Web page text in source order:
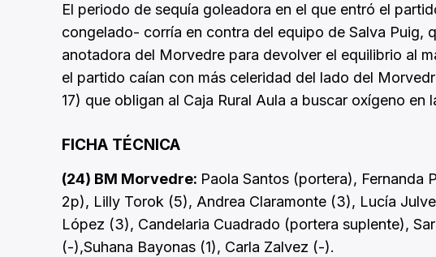
El periodo de sequía goleadora en el que entró el
congelado- corría en contra del equipo de Salva Puig,
anotadora del Morvedre para devolver el equilibrio al
el partido caían con más celeridad del lado del
17) que obligan al Caja Rural Aula a buscar oxígeno en
FICHA TÉCNICA
(24) BM Morvedre: Paola Santos (portera), Fernanda
2p), Lilly Torok (5), Andrea Claramonte (3), Lucía
López (3), Candelaria Cuadrado (portera suplente),
(-),Suhana Bayonas (1), Carla Zalvez (-).